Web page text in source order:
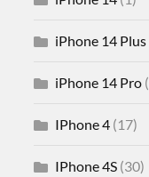
iPhone 14 Plus
iPhone 14 Pro
IPhone 4 (17)
IPhone 4S (30)